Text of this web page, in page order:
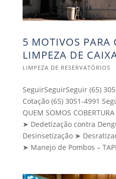
5 MOTIVOS PARA
LIMPEZA DE
LIMPEZA DE RESERVATÓRIOS
SeguirSeguirSeguir (65)
Cotação (65) 3051-4991
QUEM SOMOS
➤ Dedetização contra
Desinsetização ➤
➤ Manejo de Pombos –